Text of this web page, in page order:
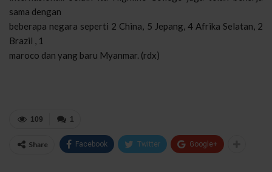
sama dengan
beberapa negara seperti 2 China, 5 Jepang, 4 Afrika Selatan, 2
Brazil , 1
maroco dan yang baru Myanmar. (rdx)
1
109
Share Facebook Twitter Google+